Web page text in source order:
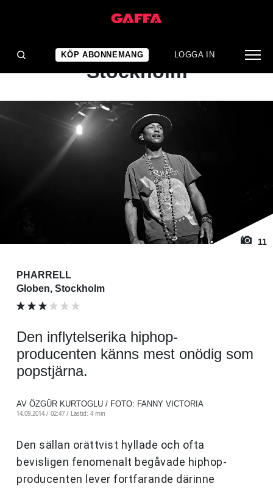
KÖP ABONNEMANG LOGGA IN
KONSERTRECENSION
Pharrell: Globen,
Stockholm
11
PHARRELL
Globen, Stockholm
Den inflytelserika hiphop-
producenten känns mest onödig som
popstjärna.
AV ÖZGÜR KURTOGLU / FOTO: FANNY VICTORIA
14.09.2014 / 02:47 / Lästid: 4 min
Den sällan orättvist hyllade och ofta
bevisligen fenomenalt begåvade hiphop-
producenten lever fortfarande därinne